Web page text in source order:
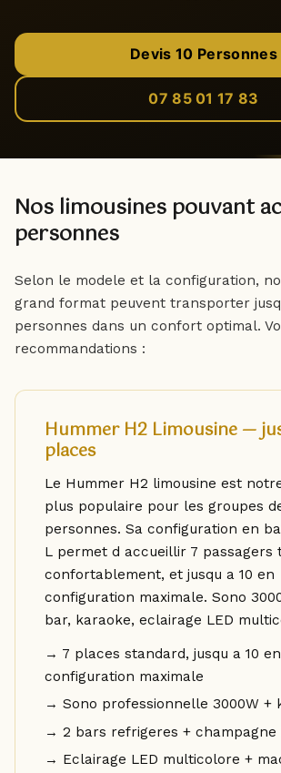
Devis 10 Personnes
07 85 01 17 83
Nos limousines pouvant
personnes
Selon le modele et la configuration,
grand format peuvent transporter
personnes dans un confort optimal.
recommandations :
Hummer H2 Limousine —
places
Le Hummer H2 limousine est
plus populaire pour les groupes
personnes. Sa configuration en
L permet d accueillir 7 passagers
confortablement, et jusqu a 10 en
configuration maximale. Sono
bar, karaoke, eclairage LED
→ 7 places standard, jusqu a 10 en
configuration maximale
→ Sono professionnelle 3000W +
→ 2 bars refrigeres + champagne
→ Eclairage LED multicolore +